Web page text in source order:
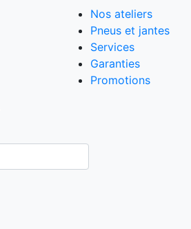
Nos ateliers
Pneus et jantes
Services
Garanties
Promotions